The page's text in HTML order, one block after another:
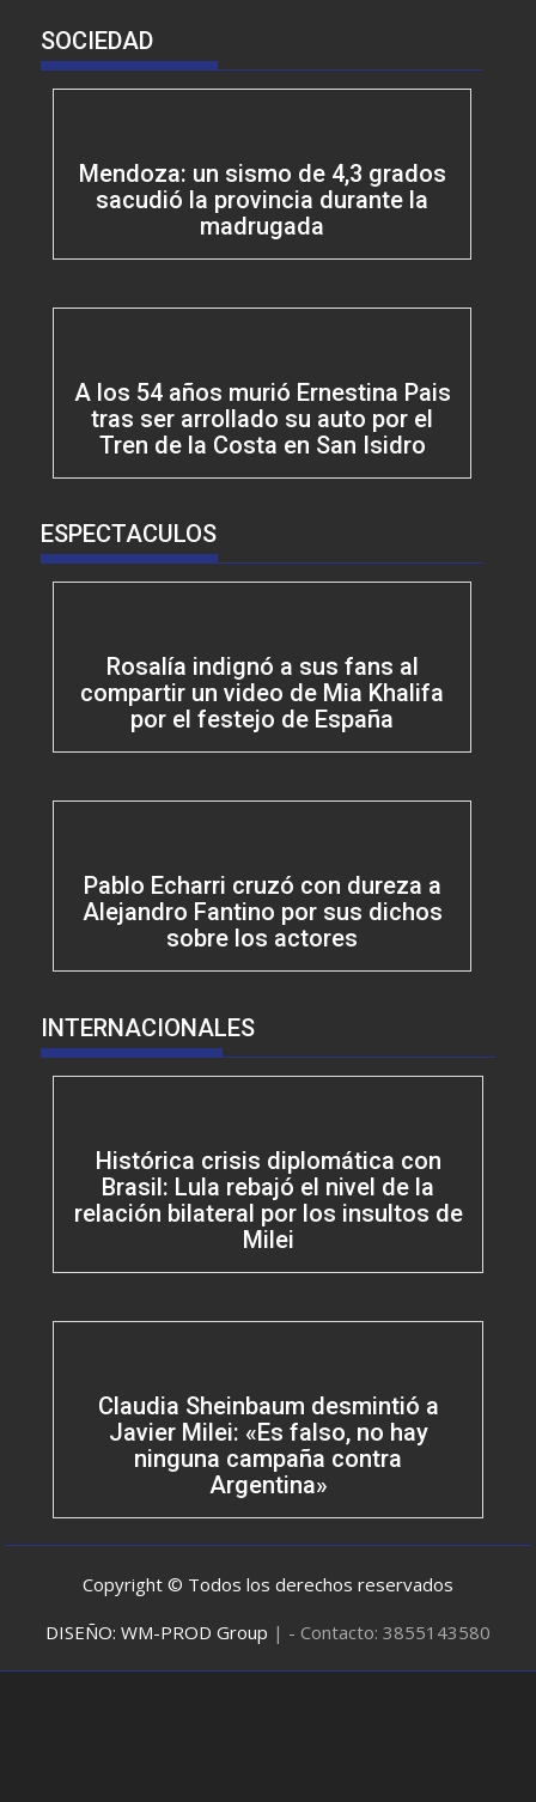
SOCIEDAD
Mendoza: un sismo de 4,3 grados
sacudió la provincia durante la
madrugada
A los 54 años murió Ernestina Pais
tras ser arrollado su auto por el
Tren de la Costa en San Isidro
ESPECTACULOS
Rosalía indignó a sus fans al
compartir un video de Mia Khalifa
por el festejo de España
Pablo Echarri cruzó con dureza a
Alejandro Fantino por sus dichos
sobre los actores
INTERNACIONALES
Histórica crisis diplomática con
Brasil: Lula rebajó el nivel de la
relación bilateral por los insultos de
Milei
Claudia Sheinbaum desmintió a
Javier Milei: «Es falso, no hay
ninguna campaña contra
Argentina»
Copyright © Todos los derechos reservados
DISEÑO: WM-PROD Group | - Contacto: 3855143580